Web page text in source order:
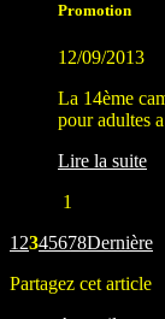
Promotion
12/09/2013
La 14ème
pour adultes
Lire la suite
1
12345678Dernière
Partagez cet article